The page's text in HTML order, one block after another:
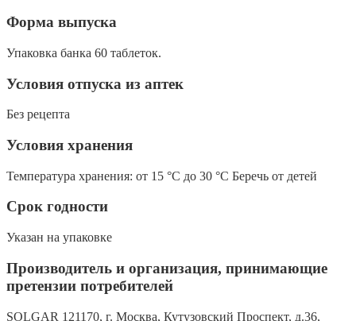
Форма выпуска
Упаковка банка 60 таблеток.
Условия отпуска из аптек
Без рецепта
Условия хранения
Температура хранения: от 15 °C до 30 °C Беречь от детей
Срок годности
Указан на упаковке
Производитель и организация, принимающие
претензии потребителей
SOLGAR 121170, г. Москва, Кутузовский Проспект, д.36,